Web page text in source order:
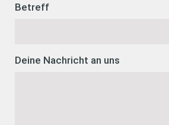
Betreff
Deine Nachricht an uns